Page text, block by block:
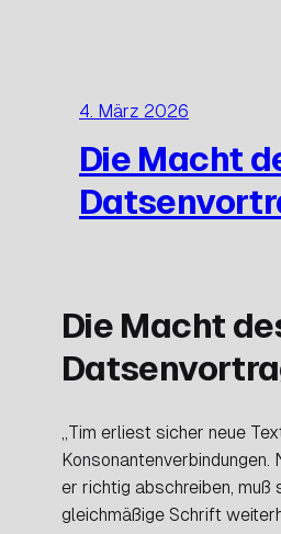
4. März 2026
Die Macht
Die Macht
„Tim erliest sicher neue
Konsonantenverbindungen.
er richtig abschreiben, muß
gleichmäßige Schrift